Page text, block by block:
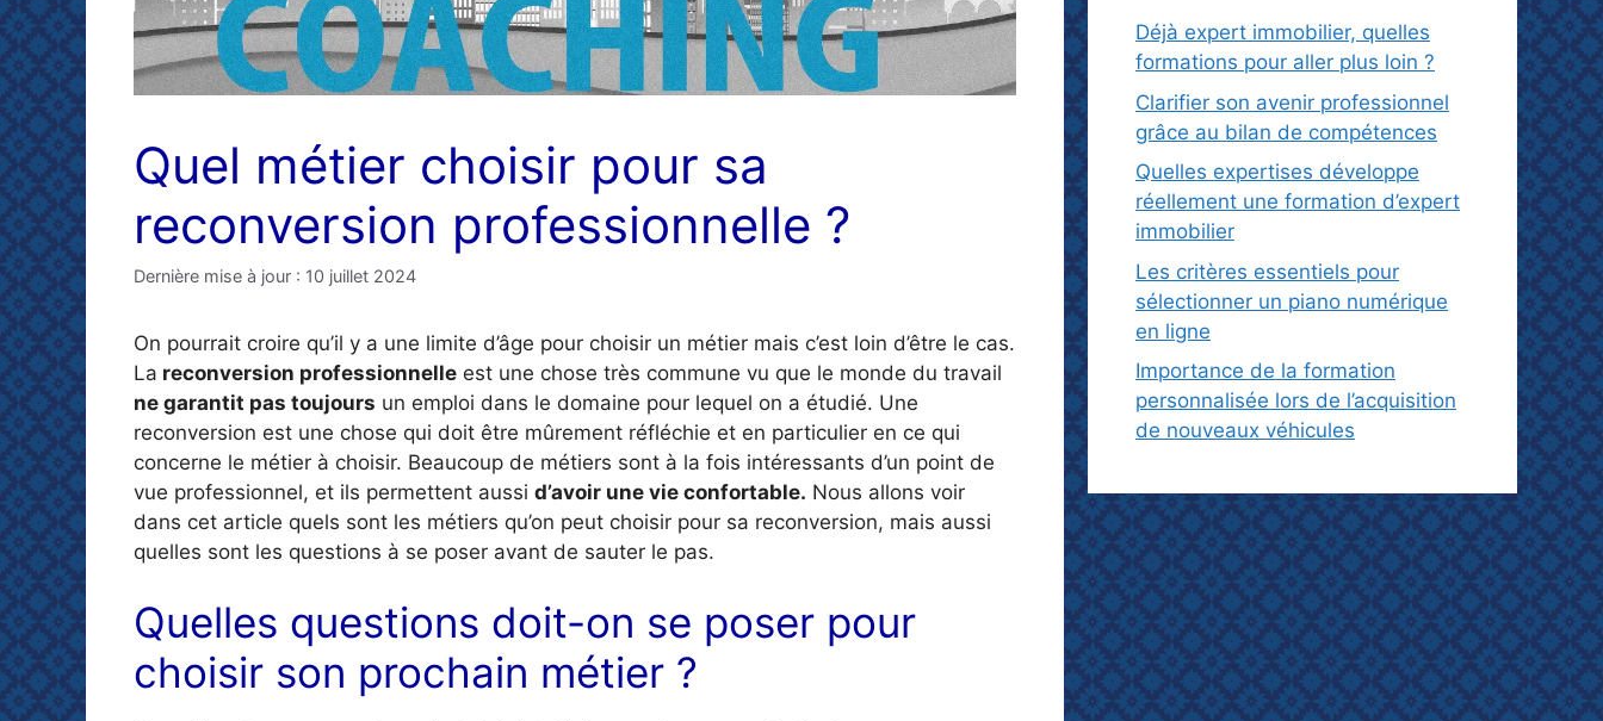
Quel métier choisir pour sa
reconversion professionnelle ?
Dernière mise à jour : 10 juillet 2024
On pourrait croire qu’il y a une limite d’âge pour choisir un métier mais c’est loin d’être le cas.
La reconversion professionnelle est une chose très commune vu que le monde du travail
ne garantit pas toujours un emploi dans le domaine pour lequel on a étudié. Une
reconversion est une chose qui doit être mûrement réfléchie et en particulier en ce qui
concerne le métier à choisir. Beaucoup de métiers sont à la fois intéressants d’un point de
vue professionnel, et ils permettent aussi d’avoir une vie confortable. Nous allons voir
dans cet article quels sont les métiers qu’on peut choisir pour sa reconversion, mais aussi
quelles sont les questions à se poser avant de sauter le pas.
Quelles questions doit-on se poser pour
choisir son prochain métier ?
Déjà expert immobilier, quelles
formations pour aller plus loin ?
Clarifier son avenir professionnel
grâce au bilan de compétences
Quelles expertises développe
réellement une formation d’expert
immobilier
Les critères essentiels pour
sélectionner un piano numérique
en ligne
Importance de la formation
personnalisée lors de l’acquisition
de nouveaux véhicules